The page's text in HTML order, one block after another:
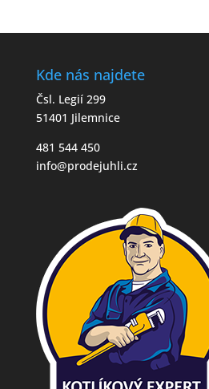
Kde nás najdete
Čsl. Legií 299
51401 Jilemnice
481 544 450
info@prodejuhli.cz